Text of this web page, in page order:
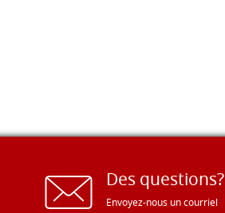
Des questions?
Envoyez-nous un courriel